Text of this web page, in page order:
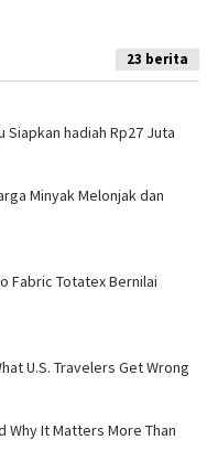
23 berita
hadiah Rp27 Juta
Minyak Melonjak dan
Fabric Totatex Bernilai
U.S. Travelers Get Wrong
Why It Matters More Than